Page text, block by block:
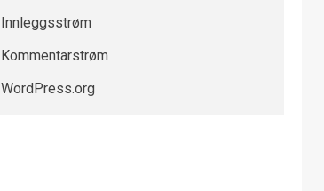
Innleggsstrøm
Kommentarstrøm
WordPress.org